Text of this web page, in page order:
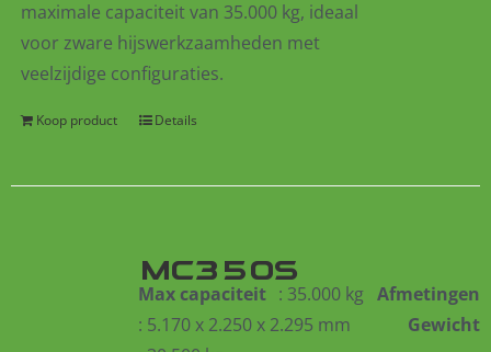
maximale capaciteit van 35.000 kg, ideaal
voor zware hijswerkzaamheden met
veelzijdige configuraties.
Koop product Details
MC350S
Max capaciteit : 35.000 kg Afmetingen
: 5.170 x 2.250 x 2.295 mm
Gewicht